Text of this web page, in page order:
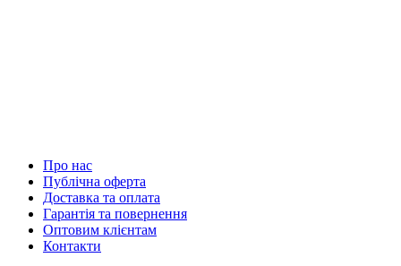
Про нас
Публічна оферта
Доставка та оплата
Гарантія та повернення
Оптовим клієнтам
Контакти